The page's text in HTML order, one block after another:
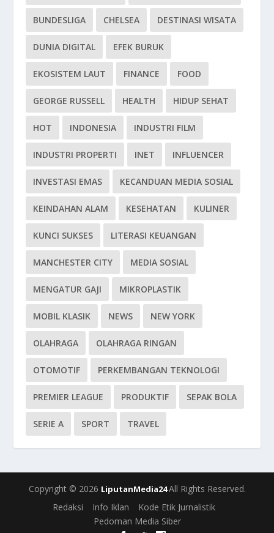
BUNDESLIGA CHELSEA DESTINASI WISATA
DUNIA DIGITAL EFEK BURUK
EKOSISTEM LAUT FINANCE FOOD
GEORGE RUSSELL HEALTH HIDUP SEHAT
HOT INDONESIA INDUSTRI FILM
INDUSTRI PROPERTI INET INFLUENCER
INVESTASI EMAS KECANDUAN MEDIA SOSIAL
KEINDAHAN ALAM KESEHATAN KULINER
KUNCI SUKSES LITERASI KEUANGAN
MANCHESTER CITY MEDIA SOSIAL
MENGATUR GAJI MIKROPLASTIK
MOBIL KLASIK NEWS NEW YORK
OLAHRAGA OLAHRAGA RINGAN
OTOMOTIF PERKEMBANGAN TEKNOLOGI
PREMIER LEAGUE PRODUKTIF SEPAK BOLA
SERIE A SPORT TRAVEL
Copyright © 2026 LiputanMedia24All Rights Reserved.
Redaksi
Info Iklan
Kode Etik Jurnalistik
Pedoman Media Siber